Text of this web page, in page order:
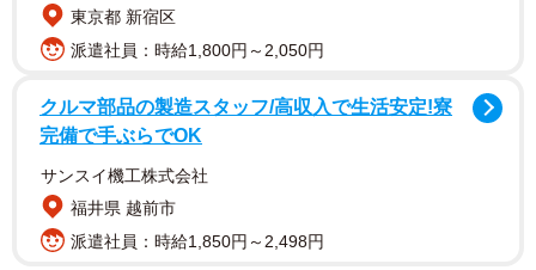
東京都 新宿区
派遣社員：時給1,800円～2,050円
クルマ部品の製造スタッフ/高収入で生活安定!寮
完備で手ぶらでOK
サンスイ機工株式会社
福井県 越前市
派遣社員：時給1,850円～2,498円